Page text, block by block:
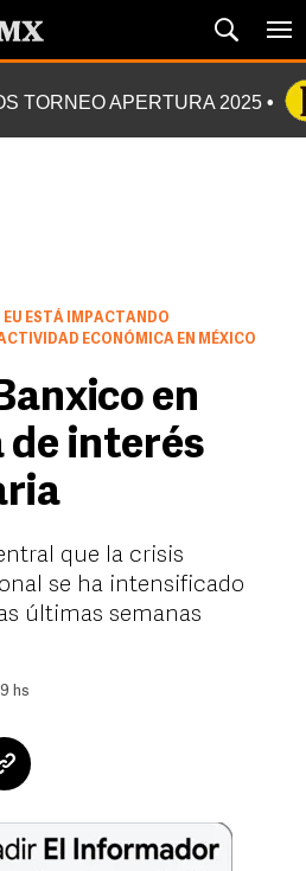
TORNEO APERTURA 2025
EU ESTÁ IMPACTANDO
ECONÓMICA EN MÉXICO
en
de interés
que la crisis
se ha intensificado
últimas semanas
hs